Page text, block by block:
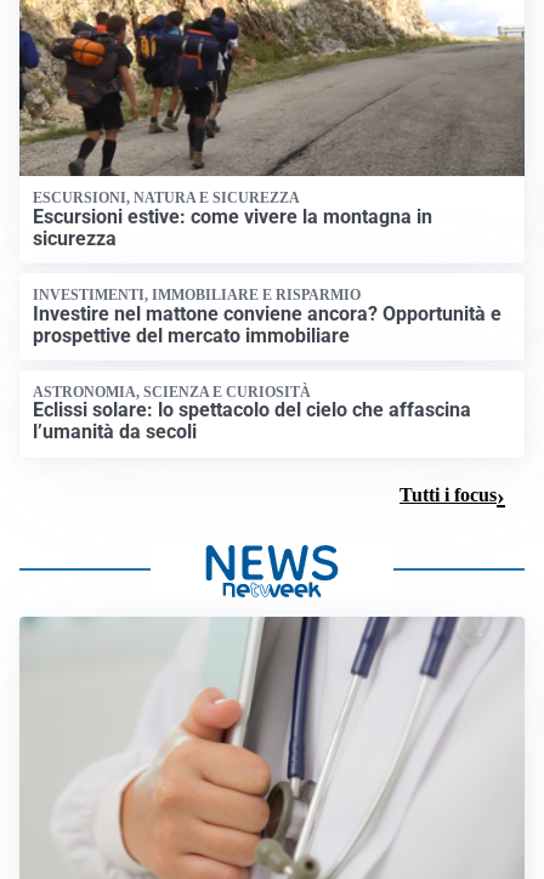
ESCURSIONI, NATURA E SICUREZZA
Escursioni estive: come vivere la montagna in
sicurezza
INVESTIMENTI, IMMOBILIARE E RISPARMIO
Investire nel mattone conviene ancora? Opportunità e
prospettive del mercato immobiliare
ASTRONOMIA, SCIENZA E CURIOSITÀ
Eclissi solare: lo spettacolo del cielo che affascina
l’umanità da secoli
Tutti i focus